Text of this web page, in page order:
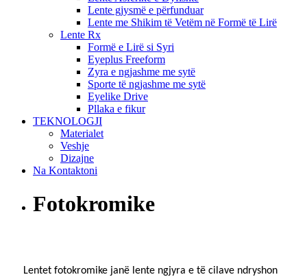
Lente gjysmë e përfunduar
Lente me Shikim të Vetëm në Formë të Lirë
Lente Rx
Formë e Lirë si Syri
Eyeplus Freeform
Zyra e ngjashme me sytë
Sporte të ngjashme me sytë
Eyelike Drive
Pllaka e fikur
TEKNOLOGJI
Materialet
Veshje
Dizajne
Na Kontaktoni
Fotokromike
Lentet fotokromike janë lente ngjyra e të cilave ndryshon